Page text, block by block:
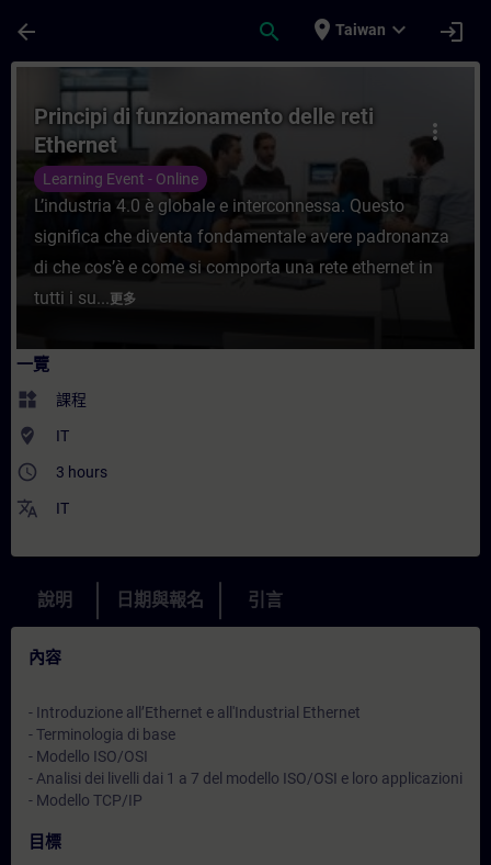
arrow_back search place Taiwan expand_more login
課程 - Principi di funzionamento delle
more_vert
Principi di funzionamento delle reti
Ethernet
Learning Event - Online
L’industria 4.0 è globale e interconnessa. Questo
significa che diventa fondamentale avere padronanza
di che cos’è e come si comporta una rete ethernet in
tutti i su...更多
一覽
widgets 課程
where_to_vote IT
access_time 3 hours
translate IT
說明 日期與報名 引言
內容
- Introduzione all’Ethernet e all'Industrial Ethernet
- Terminologia di base
- Modello ISO/OSI
- Analisi dei livelli dai 1 a 7 del modello ISO/OSI e loro applicazioni
- Modello TCP/IP
目標